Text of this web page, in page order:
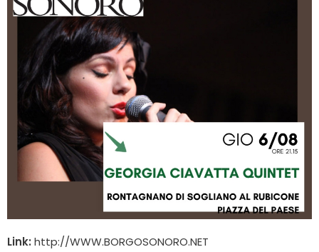
Link: http://WWW.BORGOSONORO.NET